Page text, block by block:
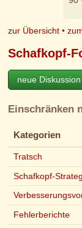
zur Übersicht •
Schafkopf-
neue
Einschränken
Kategorien
Tratsch
Schafkopf-
Fehlerberichte